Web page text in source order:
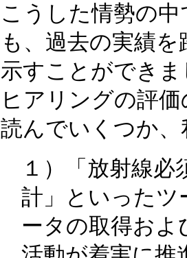
こうした情勢の
も、過去の実績
示すことができ
ヒアリングの評
読んでいくつか
１）「放射線
計」といったツ
ータの取得およ